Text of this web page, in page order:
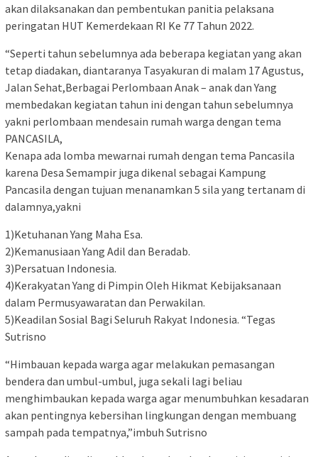
akan dilaksanakan dan pembentukan panitia pelaksana
peringatan HUT Kemerdekaan RI Ke 77 Tahun 2022.
“Seperti tahun sebelumnya ada beberapa kegiatan yang akan
tetap diadakan, diantaranya Tasyakuran di malam 17 Agustus,
Jalan Sehat,Berbagai Perlombaan Anak – anak dan Yang
membedakan kegiatan tahun ini dengan tahun sebelumnya
yakni perlombaan mendesain rumah warga dengan tema
PANCASILA,
Kenapa ada lomba mewarnai rumah dengan tema Pancasila
karena Desa Semampir juga dikenal sebagai Kampung
Pancasila dengan tujuan menanamkan 5 sila yang tertanam di
dalamnya,yakni
1)Ketuhanan Yang Maha Esa.
2)Kemanusiaan Yang Adil dan Beradab.
3)Persatuan Indonesia.
4)Kerakyatan Yang di Pimpin Oleh Hikmat Kebijaksanaan
dalam Permusyawaratan dan Perwakilan.
5)Keadilan Sosial Bagi Seluruh Rakyat Indonesia. “Tegas
Sutrisno
“Himbauan kepada warga agar melakukan pemasangan
bendera dan umbul-umbul, juga sekali lagi beliau
menghimbaukan kepada warga agar menumbuhkan kesadaran
akan pentingnya kebersihan lingkungan dengan membuang
sampah pada tempatnya,”imbuh Sutrisno